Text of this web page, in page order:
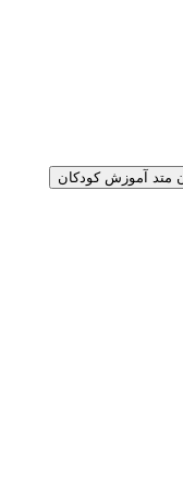
متد آموزش کودکان